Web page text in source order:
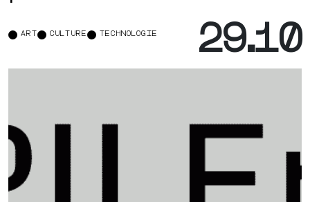
ART CULTURE TECHNOLOGIE 29.10